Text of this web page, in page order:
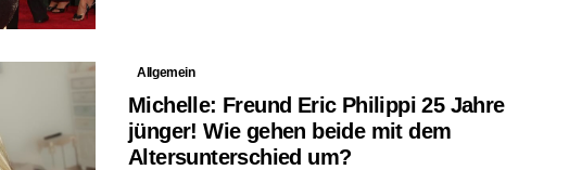
Allgemein
Michelle: Freund Eric Philippi 25 Jahre
jünger! Wie gehen beide mit dem
Altersunterschied um?